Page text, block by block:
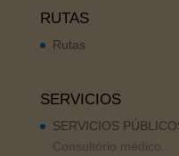
RUTAS
Rutas
SERVICIOS
SERVICIOS
Consultório médico..